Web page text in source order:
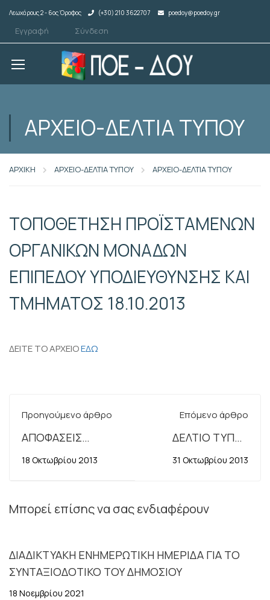
Λεωχάρους 2 - 6ος Όροφος (+30) 210 3622707 poedoy@poedoy.gr
Εγγραφή Σύνδεση
ΑΡΧΕΙΟ-ΔΕΛΤΙΑ ΤΥΠΟΥ
ΑΡΧΙΚΗ ΑΡΧΕΙΟ-ΔΕΛΤΙΑ ΤΥΠΟΥ ΑΡΧΕΙΟ-ΔΕΛΤΙΑ ΤΥΠΟΥ
ΤΟΠΟΘΕΤΗΣΗ ΠΡΟΪΣΤΑΜΕΝΩΝ
ΟΡΓΑΝΙΚΩΝ ΜΟΝΑΔΩΝ
ΕΠΙΠΕΔΟΥ ΥΠΟΔΙΕΥΘΥΝΣΗΣ ΚΑΙ
ΤΜΗΜΑΤΟΣ 18.10.2013
ΔΕΙΤΕ ΤΟ ΑΡΧΕΙΟΕΔΩ
Προηγούμενο άρθρο
ΑΠΟΦΑΣΕΙΣ
ΓΕΝΙΚΟΥ
18 Οκτωβρίου 2013
Επόμενο άρθρο
ΔΕΛΤΙΟ ΤΥΠΟΥ
31.10.2013:ΧΑΡΑΤΣΙΑ
ΠΟΛΙΤΕΣ,ΔΙΑΛΥΣΗ
ΤΩΝ ΕΦΟΡΙΩΝ
31 Οκτωβρίου 2013
Μπορεί επίσης να σας ενδιαφέρουν
ΔΙΑΔΙΚΤΥΑΚΗ ΕΝΗΜΕΡΩΤΙΚΗ ΗΜΕΡΙΔΑ ΓΙΑ ΤΟ
ΣΥΝΤΑΞΙΟΔΟΤΙΚΟ ΤΟΥ ΔΗΜΟΣΙΟΥ
18 Νοεμβρίου 2021